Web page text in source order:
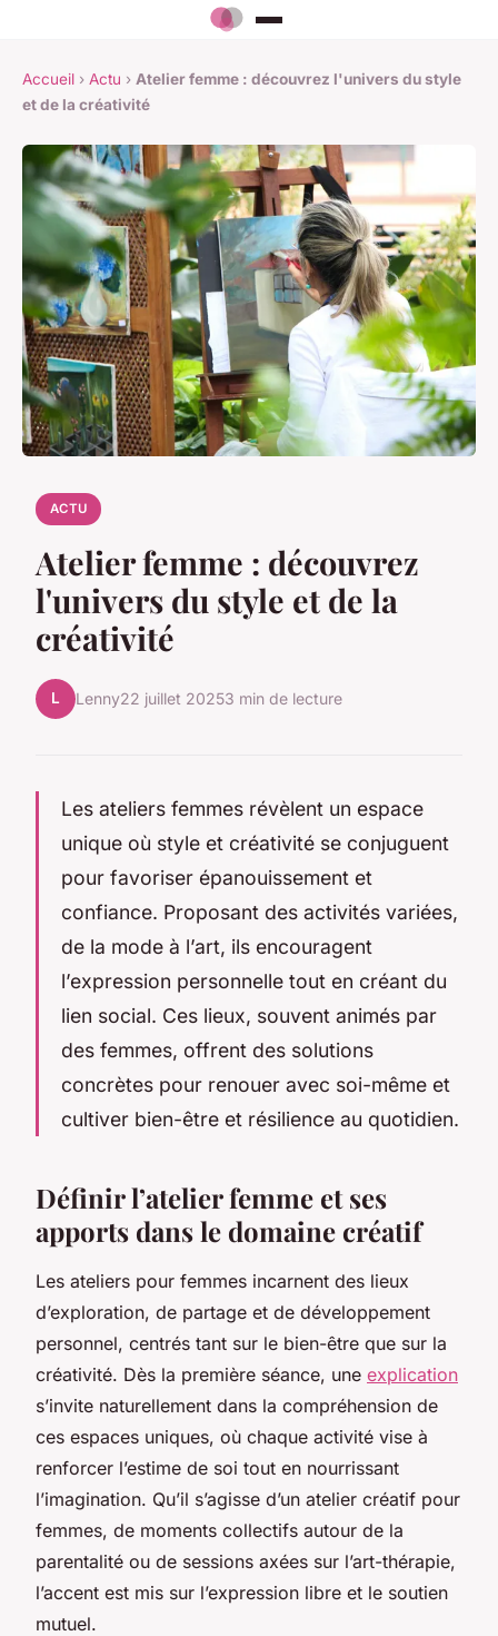
Accueil › Actu › Atelier femme : découvrez l'univers du style
et de la créativité
ACTU
Atelier femme : découvrez
l'univers du style et de la
créativité
L Lenny22 juillet 20253 min de lecture
Les ateliers femmes révèlent un espace
unique où style et créativité se conjuguent
pour favoriser épanouissement et
confiance. Proposant des activités variées,
de la mode à l’art, ils encouragent
l’expression personnelle tout en créant du
lien social. Ces lieux, souvent animés par
des femmes, offrent des solutions
concrètes pour renouer avec soi-même et
cultiver bien-être et résilience au quotidien.
Définir l’atelier femme et ses
apports dans le domaine créatif
Les ateliers pour femmes incarnent des lieux
d’exploration, de partage et de développement
personnel, centrés tant sur le bien-être que sur la
créativité. Dès la première séance, une explication
s’invite naturellement dans la compréhension de
ces espaces uniques, où chaque activité vise à
renforcer l’estime de soi tout en nourrissant
l’imagination. Qu’il s’agisse d’un atelier créatif pour
femmes, de moments collectifs autour de la
parentalité ou de sessions axées sur l’art-thérapie,
l’accent est mis sur l’expression libre et le soutien
mutuel.